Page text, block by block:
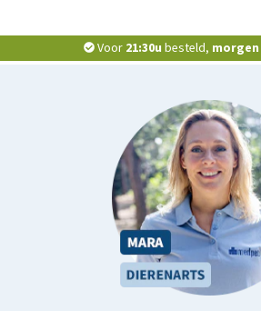
Voor 21:30u besteld, morgen